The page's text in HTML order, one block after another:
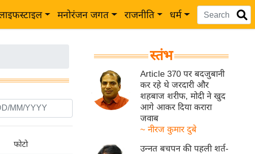
मनोरंजन जगत राजनीति धर्म
फोटो
स्तंभ
Article 370 पर बदजुबानी
कर रहे थे जरदारी और
शहबाज शरीफ, मोदी ने खुद
आगे आकर दिया करारा
जवाब
~ नीरज कुमार दुबे
उन्नत बचपन की पहली शर्त-